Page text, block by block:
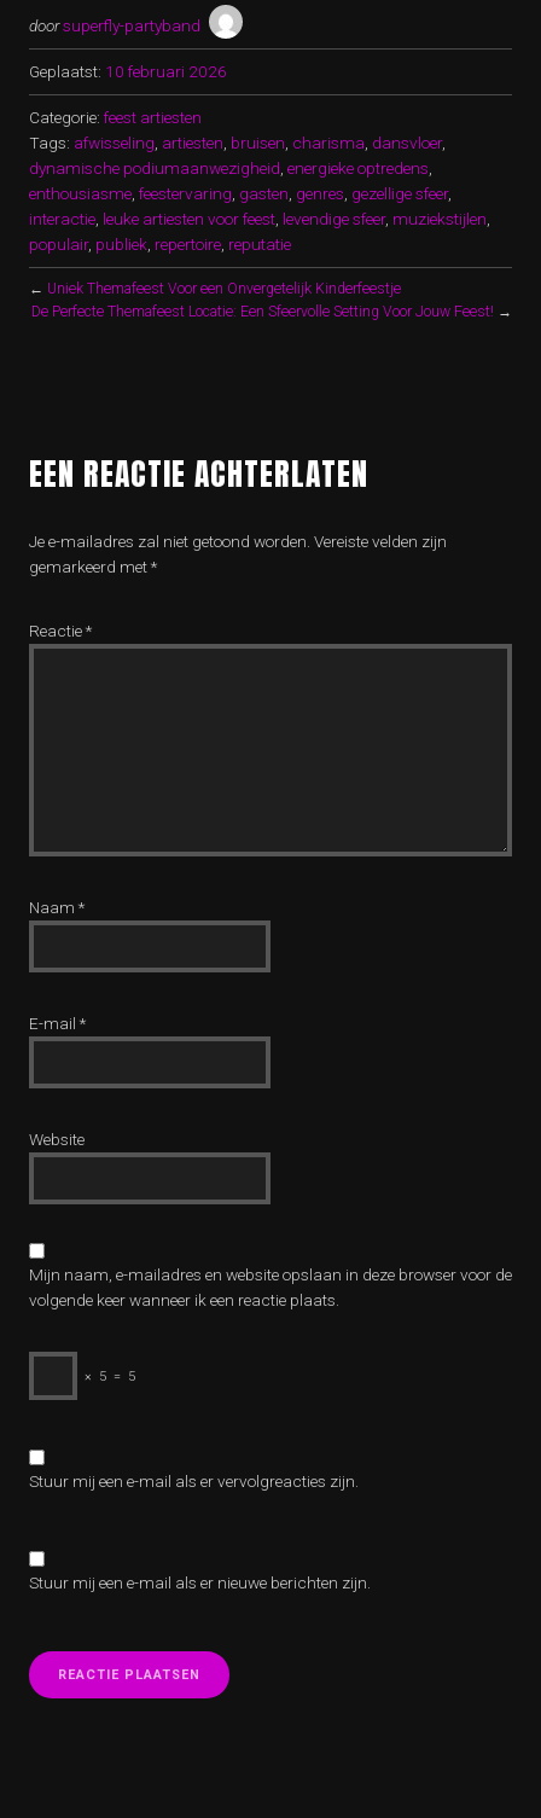
doorsuperfly-partyband
Geplaatst: 10 februari 2026
Categorie: feest artiesten
Tags: afwisseling artiesten bruisen charisma dansvloer,
dynamische podiumaanwezigheid energieke optredens
enthousiasme feestervaring gasten genres gezellige sfeer,
interactie leuke artiesten voor feest levendige sfeer, muziekstijlen
populair, publiek repertoire reputatie
← Uniek Themafeest Voor een Onvergetelijk Kinderfeestje
De Perfecte Themafeest Locatie: Een Sfeervolle Setting Voor Jouw Feest! →
EEN REACTIE ACHTERLATEN
Je e-mailadres zal niet getoond worden. Vereiste velden zijn
gemarkeerd met*
Reactie*
Naam *
E-mail *
Website
Mijn naam, e-mailadres en website opslaan in deze browser voor de
volgende keer wanneer ik een reactie plaats.
× 5 = 5
Stuur mij een e-mail als er vervolgreacties zijn.
Stuur mij een e-mail als er nieuwe berichten zijn.